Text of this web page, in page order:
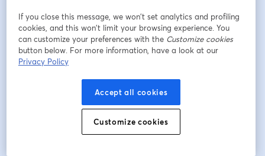
First name*
Last name*
If you close this message, we won’t set analytics and profiling
cookies, and this won’t limit your browsing experience. You
can customize your preferences with the Customize cookies
button below. For more information, have a look at our
Privacy Policy
Accept all cookies
Customize cookies